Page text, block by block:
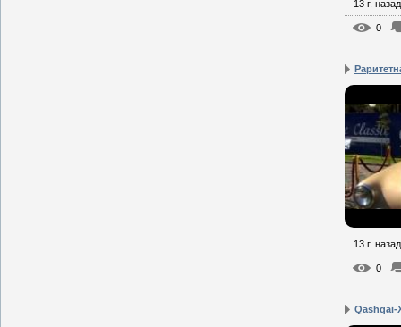
13 г. назад
0
13 г. назад
0
Qashqai-